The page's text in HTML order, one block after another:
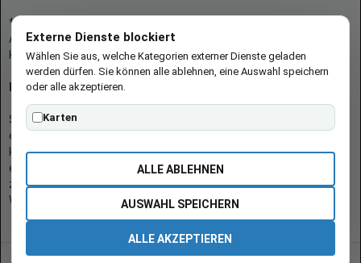
* = Afilliate-Link (=Werbung)
Als Amazon-Partner verdient der Seitenbetreiber an qualifizierten
Käufen.
Hinweis zu Preisen und Verfügbarkeiten
Sofern Produktpreise und Verfügbarkeiten angezeigt werden,
entsprechen diese dem angegebenen Stand (Datum/Uhrzeit) und
können sich auf der verlinkten Seite jederzeit ändern. Für den Kauf
eines Produkts gelten die Angaben zu Preis und Verfügbarkeit, die
zum Kaufzeitpunkt [auf der/den maßgeblichen Amazon-
Website(s)] angezeigt werden.
Externe Dienste blockiert
Wählen Sie aus, welche Kategorien externer Dienste geladen
werden dürfen. Sie können alle ablehnen, eine Auswahl speichern
oder alle akzeptieren.
Karten
ALLE ABLEHNEN
AUSWAHL SPEICHERN
ALLE AKZEPTIEREN